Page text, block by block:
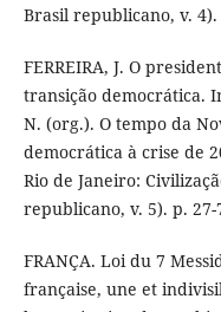
Brasil republicano, v. 4).
FERREIRA, J. O
transição democrática.
N. (org.). O tempo da
democrática à crise de
Rio de Janeiro:
republicano, v. 5). p. 27-
FRANÇA. Loi du 7
française, une et